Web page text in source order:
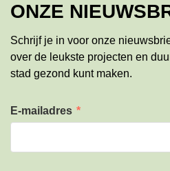
ONZE
Schrijf je in voor onze
over de leukste projecten en
stad gezond kunt maken.
E-mailadres *